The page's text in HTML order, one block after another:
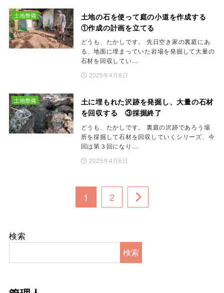
土地の石を使って庭の小道を作成する
①作成の計画を立てる
どうも、たかしです。 先日空き家の裏庭にあ
る、地面に埋まっていた岩場を発掘して大量の
石材を回収してい…
2025年4月8日
土地整備
土に埋もれた沢跡を発掘し、大量の石材
を回収する ③採掘終了
どうも、たかしです。 裏庭の沢跡であろう場
所を採掘して石材を回収していくシリーズ、今
回は第３回になり…
2025年4月6日
土地整備
1 2
検索
検索